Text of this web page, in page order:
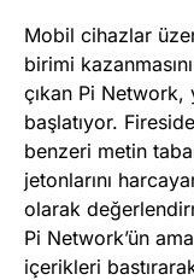
Mobil cihazlar
birimi
çıkan Pi Network,
başlatıyor.
benzeri metin
jetonlarını
olarak
Pi Network’ün
içerikleri